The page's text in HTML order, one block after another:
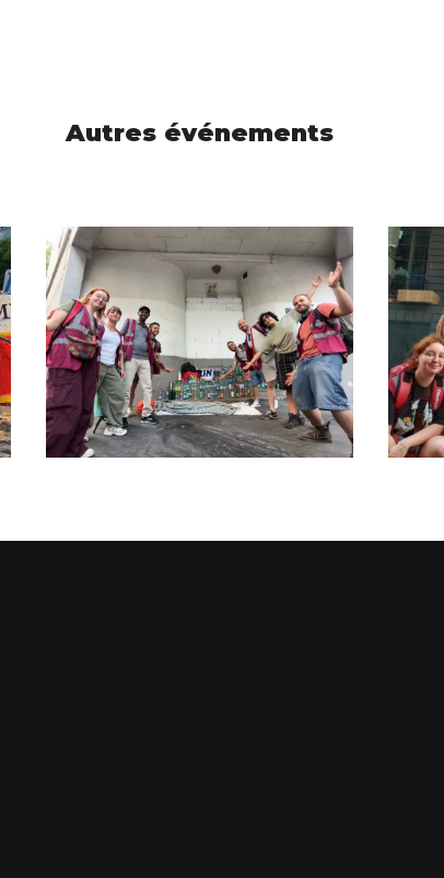
Autres événements
MARAUDE DU LUNDI
20 JUILLET 2026